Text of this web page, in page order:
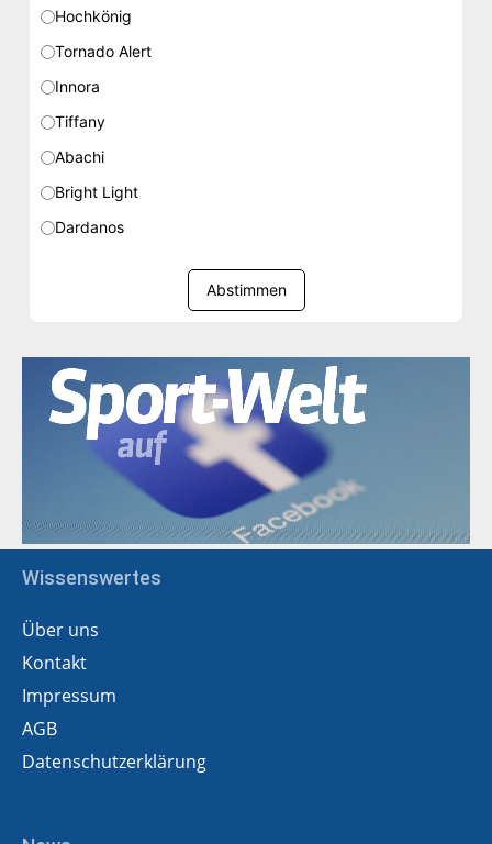
Hochkönig
Tornado Alert
Innora
Tiffany
Abachi
Bright Light
Dardanos
Abstimmen
Wissenswertes
Über uns
Kontakt
Impressum
AGB
Datenschutzerklärung